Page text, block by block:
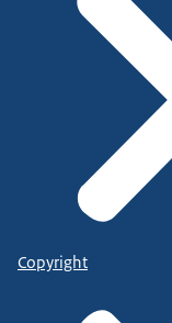
Copyright